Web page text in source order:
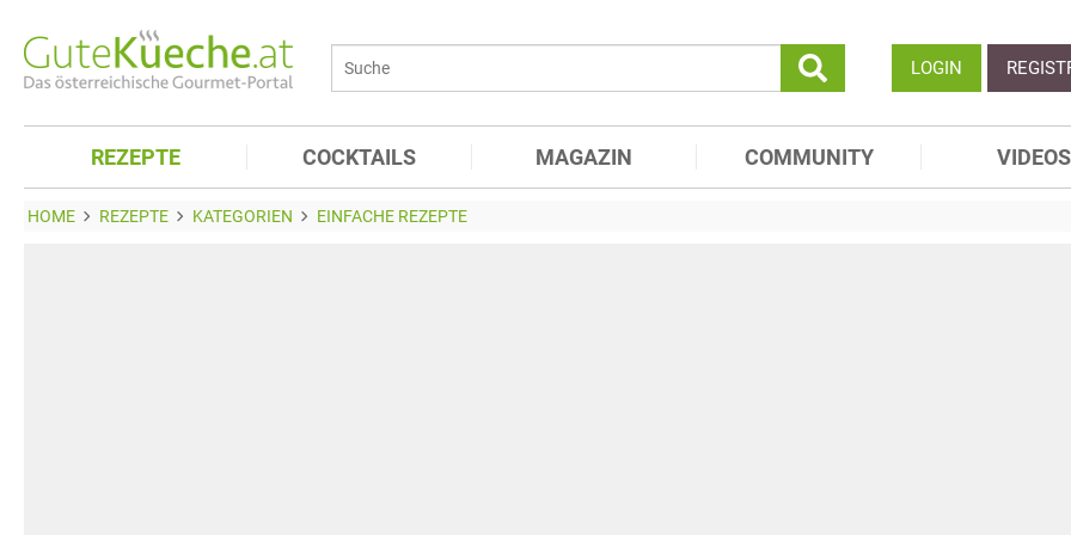
LOGIN
REZEPTE COCKTAILS MAGAZIN COMMUNITY VIDEOS
HOME REZEPTE KATEGORIEN EINFACHE REZEPTE